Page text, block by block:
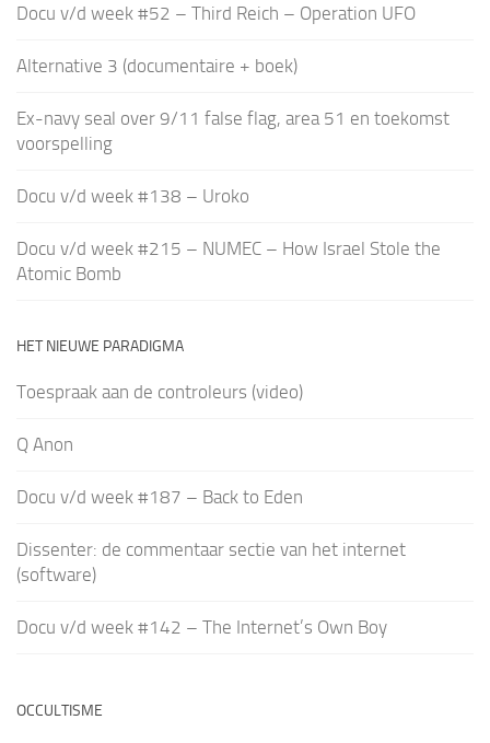
Docu v/d week #52 – Third Reich – Operation UFO
Alternative 3 (documentaire + boek)
Ex-navy seal over 9/11 false flag, area 51 en toekomst
voorspelling
Docu v/d week #138 – Uroko
Docu v/d week #215 – NUMEC – How Israel Stole the
Atomic Bomb
HET NIEUWE PARADIGMA
Toespraak aan de controleurs (video)
Q Anon
Docu v/d week #187 – Back to Eden
Dissenter: de commentaar sectie van het internet
(software)
Docu v/d week #142 – The Internet’s Own Boy
OCCULTISME